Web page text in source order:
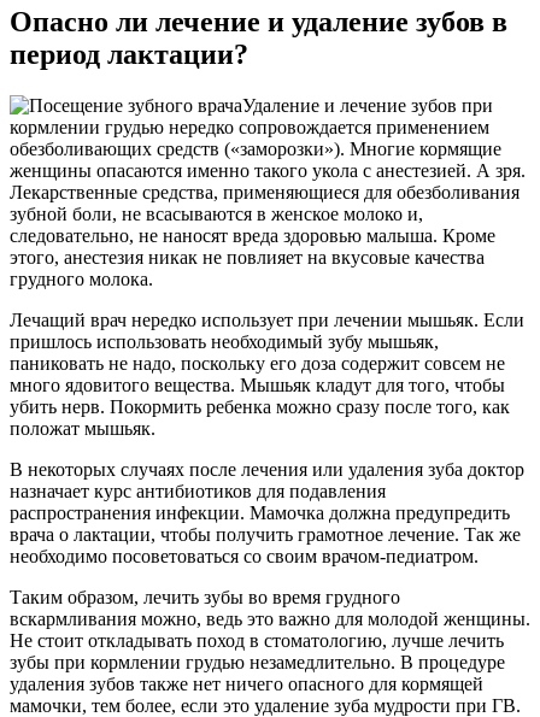
Опасно ли лечение и удаление зубов в
период лактации?
Удаление и лечение зубов при
кормлении грудью нередко сопровождается применением
обезболивающих средств («заморозки»). Многие кормящие
женщины опасаются именно такого укола с анестезией. А зря.
Лекарственные средства, применяющиеся для обезболивания
зубной боли, не всасываются в женское молоко и,
следовательно, не наносят вреда здоровью малыша. Кроме
этого, анестезия никак не повлияет на вкусовые качества
грудного молока.
Лечащий врач нередко использует при лечении мышьяк. Если
пришлось использовать необходимый зубу мышьяк,
паниковать не надо, поскольку его доза содержит совсем не
много ядовитого вещества. Мышьяк кладут для того, чтобы
убить нерв. Покормить ребенка можно сразу после того, как
положат мышьяк.
В некоторых случаях после лечения или удаления зуба доктор
назначает курс антибиотиков для подавления
распространения инфекции. Мамочка должна предупредить
врача о лактации, чтобы получить грамотное лечение. Так же
необходимо посоветоваться со своим врачом-педиатром.
Таким образом, лечить зубы во время грудного
вскармливания можно, ведь это важно для молодой женщины.
Не стоит откладывать поход в стоматологию, лучше лечить
зубы при кормлении грудью незамедлительно. В процедуре
удаления зубов также нет ничего опасного для кормящей
мамочки, тем более, если это удаление зуба мудрости при ГВ.